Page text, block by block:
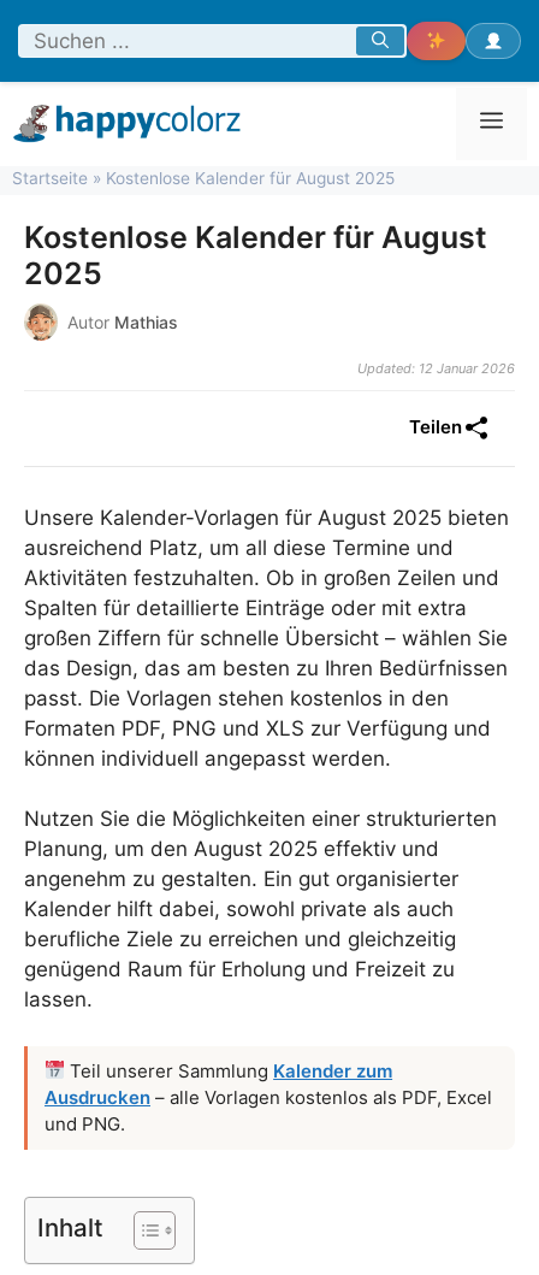
Inhalt
Startseite » Kostenlose Kalender für August 2025
Kostenlose Kalender für August
2025
Autor Mathias
Updated: 12 Januar 2026
Teilen
Unsere Kalender-Vorlagen für August 2025 bieten
ausreichend Platz, um all diese Termine und
Aktivitäten festzuhalten. Ob in großen Zeilen und
Spalten für detaillierte Einträge oder mit extra
großen Ziffern für schnelle Übersicht – wählen Sie
das Design, das am besten zu Ihren Bedürfnissen
passt. Die Vorlagen stehen kostenlos in den
Formaten PDF, PNG und XLS zur Verfügung und
können individuell angepasst werden.
Nutzen Sie die Möglichkeiten einer strukturierten
Planung, um den August 2025 effektiv und
angenehm zu gestalten. Ein gut organisierter
Kalender hilft dabei, sowohl private als auch
berufliche Ziele zu erreichen und gleichzeitig
genügend Raum für Erholung und Freizeit zu
lassen.
Teil unserer Sammlung Kalender zum
Ausdrucken – alle Vorlagen kostenlos als PDF, Excel
und PNG.
Inhalt